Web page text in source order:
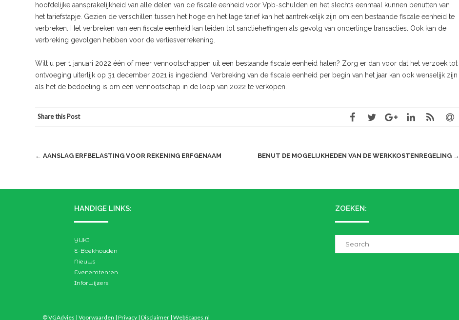
hoofdelijke aansprakelijkheid van alle delen van de fiscale eenheid voor Vpb-schulden en het slechts eenmaal kunnen benutten van
het tariefstapje. Gezien de verschillen tussen het hoge en het lage tarief kan het aantrekkelijk zijn om een bestaande fiscale eenheid te
verbreken. Het verbreken van een fiscale eenheid kan leiden tot sanctieheffingen als gevolg van onderlinge transacties. Ook kan de
verbreking gevolgen hebben voor de verliesverrekening.
Wilt u per 1 januari 2022 één of meer vennootschappen uit een bestaande fiscale eenheid halen? Zorg er dan voor dat het verzoek tot
ontvoeging uiterlijk op 31 december 2021 is ingediend. Verbreking van de fiscale eenheid per begin van het jaar kan ook wenselijk zijn
als het de bedoeling is om een vennootschap in de loop van 2022 te verkopen.
Share this Post
Post
← AANSLAG ERFBELASTING VOOR REKENING ERFGENAAM BENUT DE MOGELIJKHEDEN VAN DE WERKKOSTENREGELING →
HANDIGE LINKS:
YUKI
E-Boekhouden
Nieuws
Evenemtenten
Inforwijzers
ZOEKEN:
© VGAdvies | Voorwaarden | Privacy | Disclaimer | WebScapes.nl